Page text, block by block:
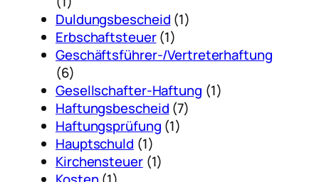
Duldungsbescheid (1)
Erbschaftsteuer(1)
Geschäftsführer-/Vertreterhaftung
(6)
Gesellschafter-Haftung (1)
Haftungsbescheid (7)
Haftungsprüfung (1)
Hauptschuld (1)
Kirchensteuer(1)